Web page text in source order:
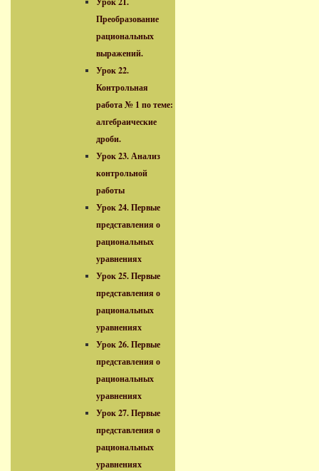
Преобразование
рациональных
выражений.
Урок 22.
Контрольная
работа № 1 по теме:
алгебраические
дроби.
Урок 23. Анализ
контрольной
работы
Урок 24. Первые
представления о
рациональных
уравнениях
Урок 25. Первые
представления о
рациональных
уравнениях
Урок 26. Первые
представления о
рациональных
уравнениях
Урок 27. Первые
представления о
рациональных
уравнениях